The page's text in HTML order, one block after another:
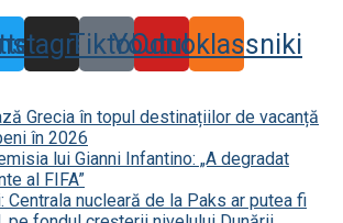
TiktokYoutube
Odnoklassniki
Grecia în topul destinațiilor de vacanță
în 2026
lui Gianni Infantino: „A degradat
al FIFA”
Centrala nucleară de la Paks ar putea fi